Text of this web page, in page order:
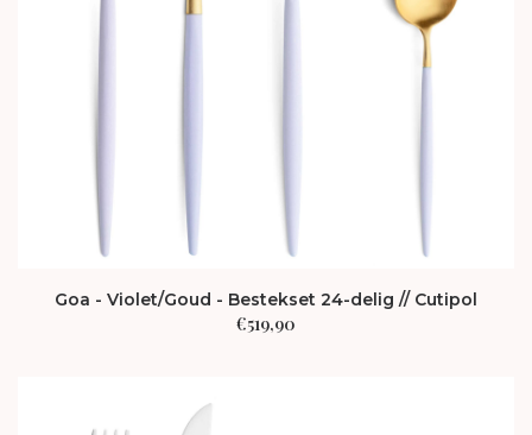
Goa - Violet/Goud - Bestekset 24-delig // Cutipol
€519,90